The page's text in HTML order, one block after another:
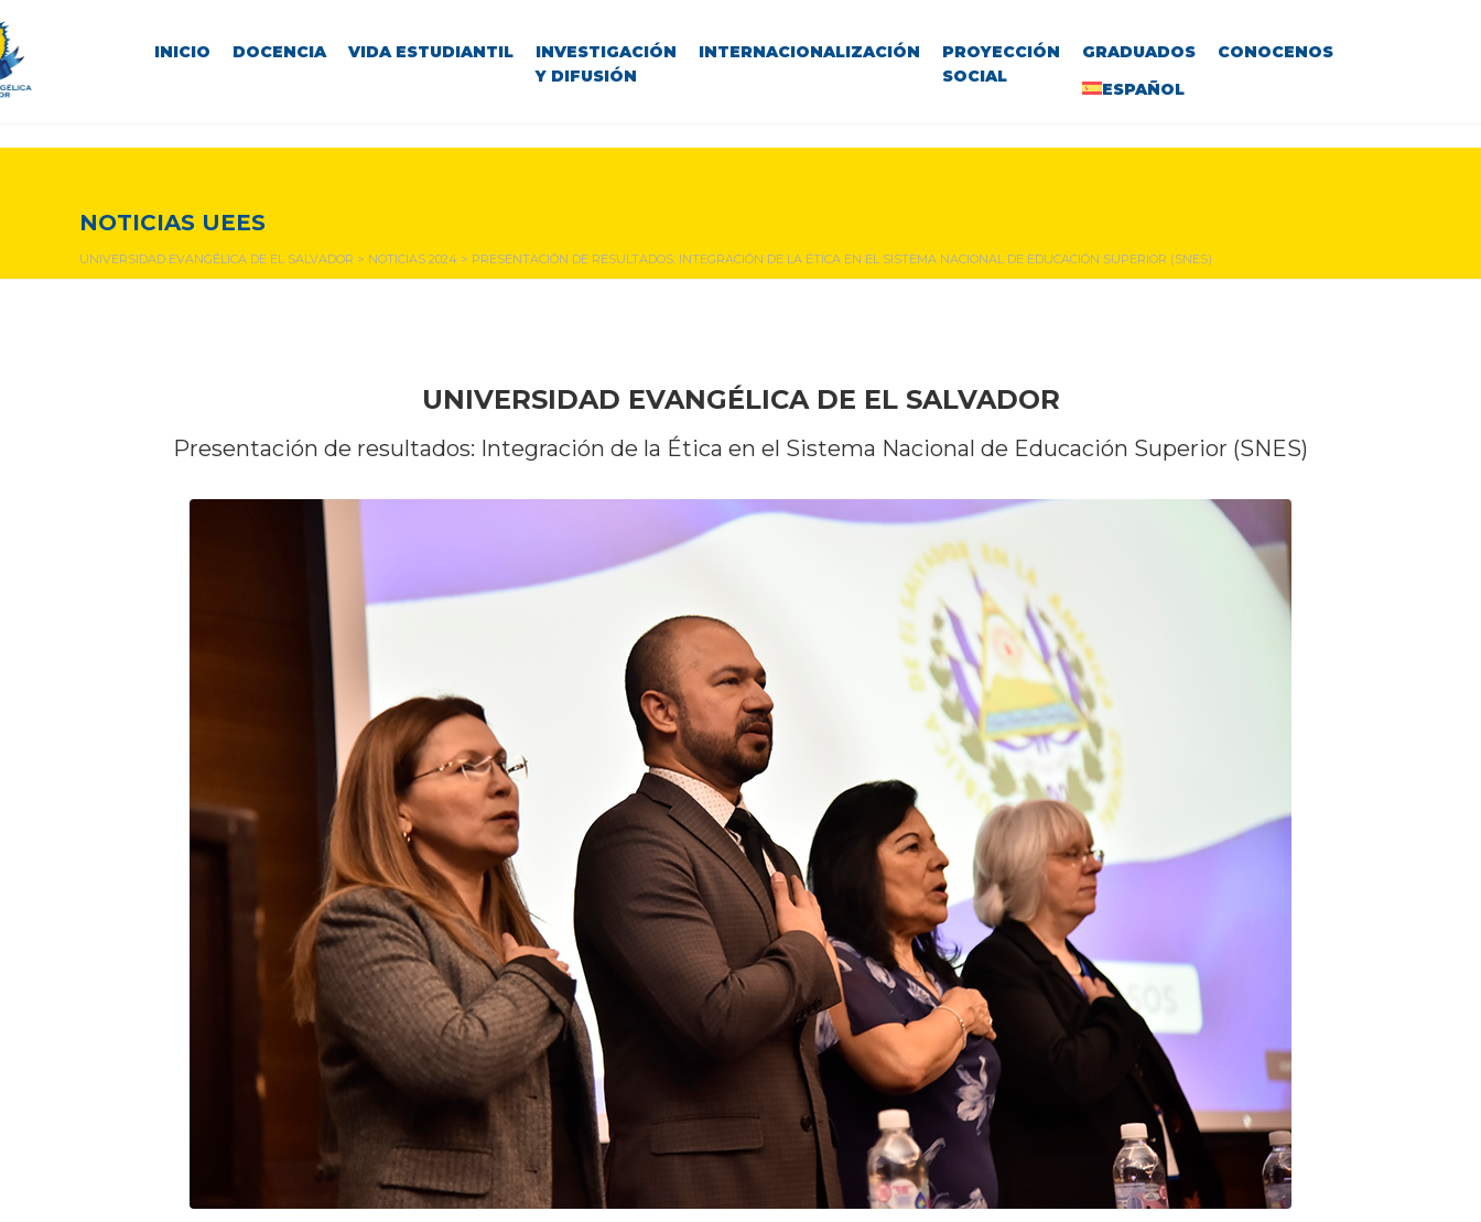
INICIO DOCENCIA VIDA ESTUDIANTIL
INVESTIGACIÓN
Y DIFUSIÓN
INTERNACIONALIZACIÓN
PROYECCIÓN
SOCIAL
GRADUADOS
CONOCENOS
ESPAÑOL
NOTICIAS UEES
UNIVERSIDAD EVANGÉLICA DE EL SALVADOR > NOTICIAS 2024 > PRESENTACIÓN DE RESULTADOS: INTEGRACIÓN DE LA ÉTICA EN EL SISTEMA NACIONAL DE EDUCACIÓN SUPERIOR (SNES)
UNIVERSIDAD EVANGÉLICA DE EL SALVADOR
Presentación de resultados: Integración de la Ética en el Sistema Nacional de Educación Superior (SNES)